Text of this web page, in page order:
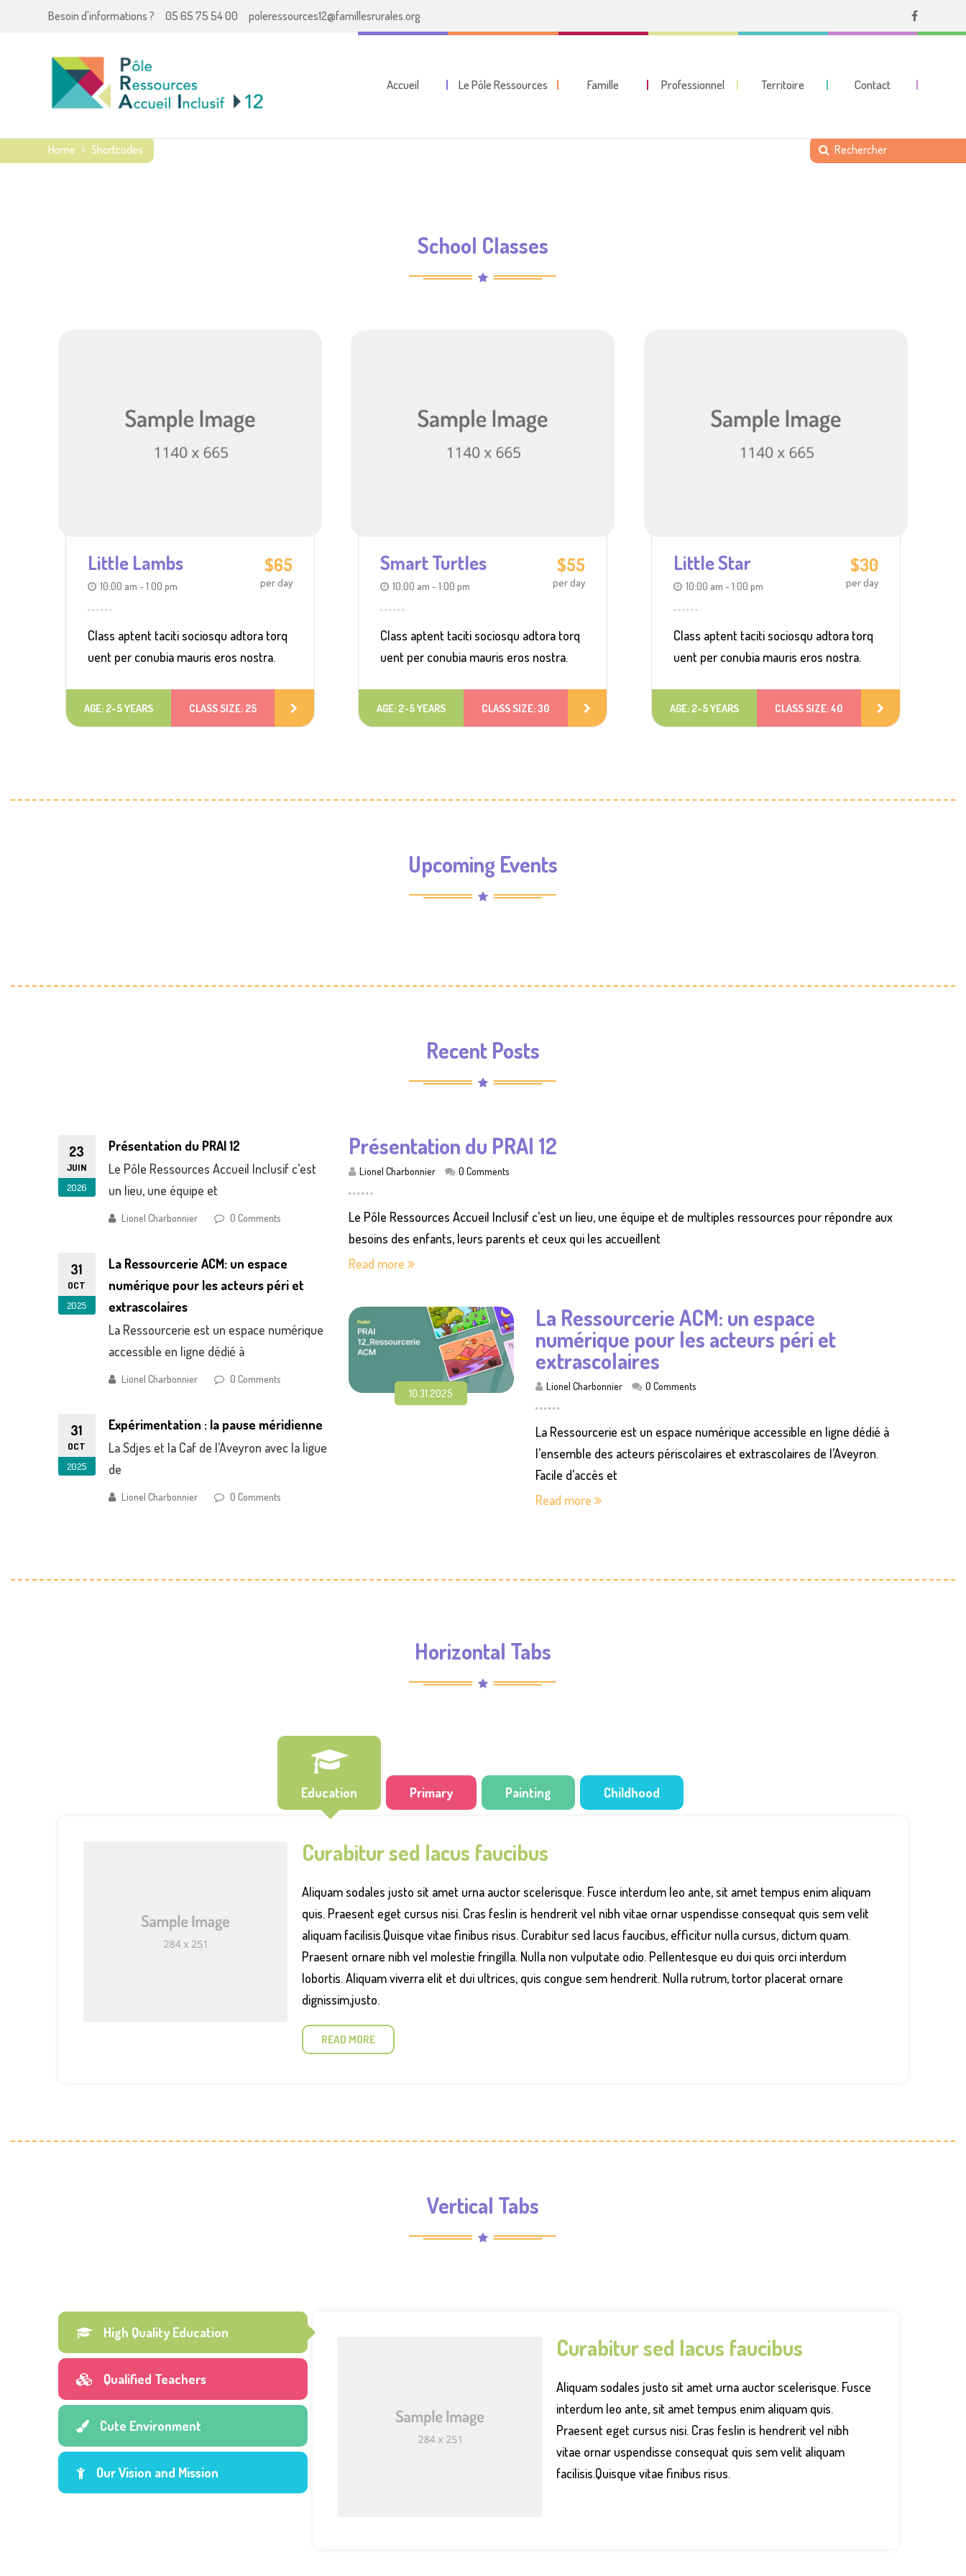
Besoin d'informations ? 05 65 75 54 00 poleressources12@famillesrurales.org
Accueil Le Pôle Ressources Famille Professionnel Territoire Contact
Home Shortcodes
School Classes
$65
per day
Little Lambs
10:00 am - 1:00 pm
Class aptent taciti sociosqu adtora torq
uent per conubia mauris eros nostra.
AGE: 2-5 YEARS CLASS SIZE: 25
$55
per day
Smart Turtles
10:00 am - 1:00 pm
Class aptent taciti sociosqu adtora torq
uent per conubia mauris eros nostra.
AGE: 2-5 YEARS CLASS SIZE: 30
$30
per day
Little Star
10:00 am - 1:00 pm
Class aptent taciti sociosqu adtora torq
uent per conubia mauris eros nostra.
AGE: 2-5 YEARS CLASS SIZE: 40
Upcoming Events
Recent Posts
23
JUIN
2026
Présentation du PRAI 12
Le Pôle Ressources Accueil Inclusif c’est
un lieu, une équipe et
Lionel Charbonnier 0 Comments
31
OCT
2025
La Ressourcerie ACM: un espace
numérique pour les acteurs péri et
extrascolaires
La Ressourcerie est un espace numérique
accessible en ligne dédié à
Lionel Charbonnier 0 Comments
31
OCT
2025
Expérimentation : la pause méridienne
La Sdjes et la Caf de l’Aveyron avec la ligue
de
Lionel Charbonnier 0 Comments
Présentation du PRAI 12
Lionel Charbonnier 0 Comments
Le Pôle Ressources Accueil Inclusif c’est un lieu, une équipe et de multiples ressources pour répondre aux
besoins des enfants, leurs parents et ceux qui les accueillent
Read more
10.31.2025
La Ressourcerie ACM: un espace
numérique pour les acteurs péri et
extrascolaires
Lionel Charbonnier 0 Comments
La Ressourcerie est un espace numérique accessible en ligne dédié à
l’ensemble des acteurs périscolaires et extrascolaires de l’Aveyron.
Facile d’accès et
Read more
Horizontal Tabs
Education Primary Painting Childhood
Curabitur sed lacus faucibus
Aliquam sodales justo sit amet urna auctor scelerisque. Fusce interdum leo ante, sit amet tempus enim aliquam
quis. Praesent eget cursus nisi. Cras feslin is hendrerit vel nibh vitae ornar uspendisse consequat quis sem velit
aliquam facilisis.Quisque vitae finibus risus. Curabitur sed lacus faucibus, efficitur nulla cursus, dictum quam.
Praesent ornare nibh vel molestie fringilla. Nulla non vulputate odio. Pellentesque eu dui quis orci interdum
lobortis. Aliquam viverra elit et dui ultrices, quis congue sem hendrerit. Nulla rutrum, tortor placerat ornare
dignissim,justo.
READ MORE
Vertical Tabs
High Quality Education
Qualified Teachers
Cute Environment
Our Vision and Mission
Curabitur sed lacus faucibus
Aliquam sodales justo sit amet urna auctor scelerisque. Fusce
interdum leo ante, sit amet tempus enim aliquam quis.
Praesent eget cursus nisi. Cras feslin is hendrerit vel nibh
vitae ornar uspendisse consequat quis sem velit aliquam
facilisis.Quisque vitae finibus risus.